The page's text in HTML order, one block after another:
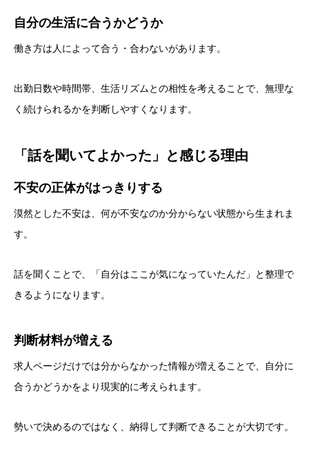
自分の生活に合うかどうか
働き方は人によって合う・合わないがあります。
出勤日数や時間帯、生活リズムとの相性を考えることで、無理な
く続けられるかを判断しやすくなります。
「話を聞いてよかった」と感じる理由
不安の正体がはっきりする
漠然とした不安は、何が不安なのか分からない状態から生まれま
す。
話を聞くことで、「自分はここが気になっていたんだ」と整理で
きるようになります。
判断材料が増える
求人ページだけでは分からなかった情報が増えることで、自分に
合うかどうかをより現実的に考えられます。
勢いで決めるのではなく、納得して判断できることが大切です。